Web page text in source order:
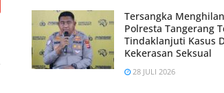
Tersangka
Polresta Tangerang
Tindaklanjuti Kasus
Kekerasan Seksual
28 JULI 2026